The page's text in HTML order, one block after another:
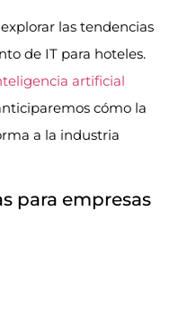
las tendencias
de IT para hoteles.
artificial
cómo la
a la industria
para empresas